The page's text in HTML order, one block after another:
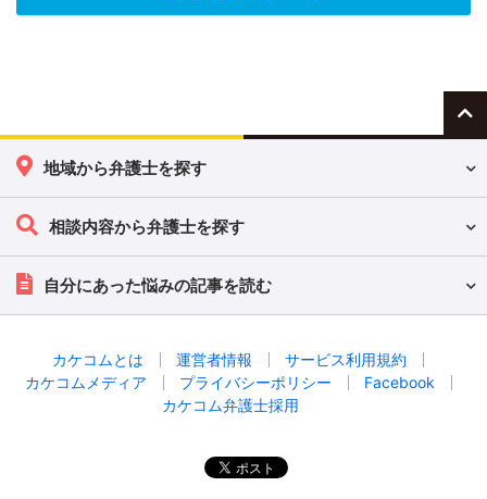
地域から弁護士を探す
相談内容から弁護士を探す
自分にあった悩みの記事を読む
カケコムとは 運営者情報
サービス利用規約
カケコムメディア
プライバシーポリシー
Facebook
カケコム弁護士採用